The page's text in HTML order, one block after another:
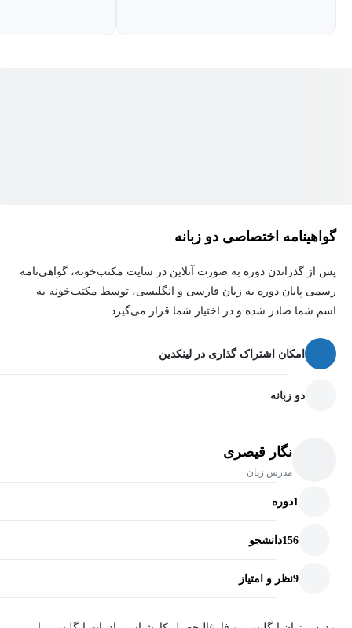
گواهینامه اختصاصی دو زبانه
پس از گذراندن دوره به صورت آنلاین در سایت مکتب‌خونه، گواهی‌نامه
رسمی پایان دوره به زبان فارسی و انگلیسی، توسط مکتب‌خونه به
اسم شما صادر شده و در اختیار شما قرار می‌گیرد.
امکان اشتراک گذاری در لینکدین
دو زبانه
نگار قیصری
مدرس زبان
1دوره
156دانشجو
9نظر و امتیاز